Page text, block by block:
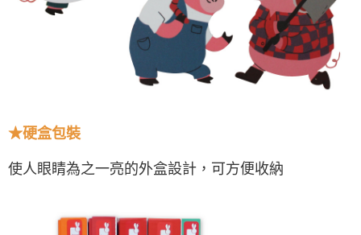
★硬盒包裝
使人眼睛為之一亮的外盒設計，可方便收納